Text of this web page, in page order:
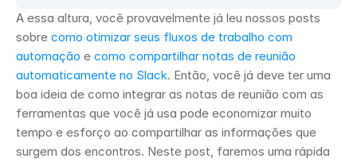
A essa altura, você provavelmente já leu nossos posts
sobre como otimizar seus fluxos de trabalho com
automação e como compartilhar notas de reunião
automaticamente no Slack. Então, você já deve ter uma
boa ideia de como integrar as notas de reunião com as
ferramentas que você já usa pode economizar muito
tempo e esforço ao compartilhar as informações que
surgem dos encontros. Neste post, faremos uma rápida